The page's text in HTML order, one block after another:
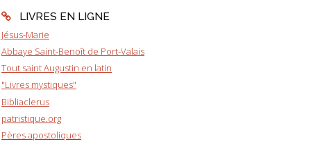
LIVRES EN LIGNE
Jésus-Marie
Abbaye Saint-Benoît de Port-Valais
Tout saint Augustin en latin
"Livres mystiques"
Bibliaclerus
patristique.org
Pères apostoliques